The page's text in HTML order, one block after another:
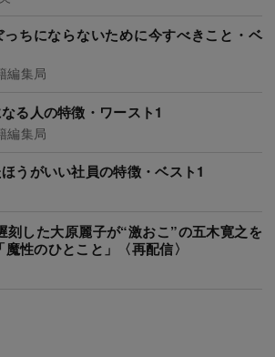
っちにならないために今すべきこと・ベ
編集局
る人の特徴・ワースト1
編集局
うがいい社員の特徴・ベスト1
刻した大原麗子が“激おこ”の五木寛之を
性のひとこと」〈再配信〉